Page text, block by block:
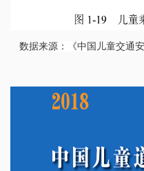
数据来源：《中国儿童交通